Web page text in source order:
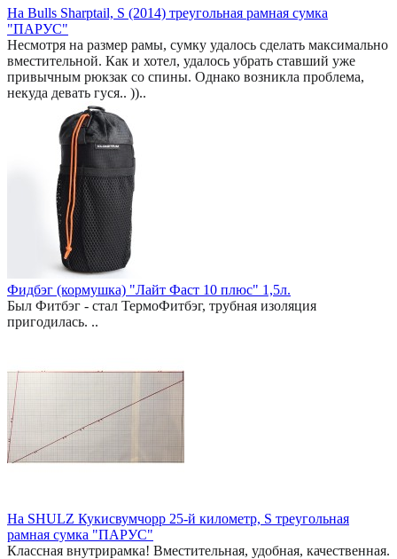
На Bulls Sharptail, S (2014) треугольная рамная сумка
"ПАРУС"
Несмотря на размер рамы, сумку удалось сделать максимально
вместительной. Как и хотел, удалось убрать ставший уже
привычным рюкзак со спины. Однако возникла проблема,
некуда девать гуся.. ))..
Фидбэг (кормушка) "Лайт Фаст 10 плюс" 1,5л.
Был Фитбэг - стал ТермоФитбэг, трубная изоляция
пригодилась. ..
На SHULZ Кукисвумчорр 25-й километр, S треугольная
рамная сумка "ПАРУС"
Классная внутрирамка! Вместительная, удобная, качественная.